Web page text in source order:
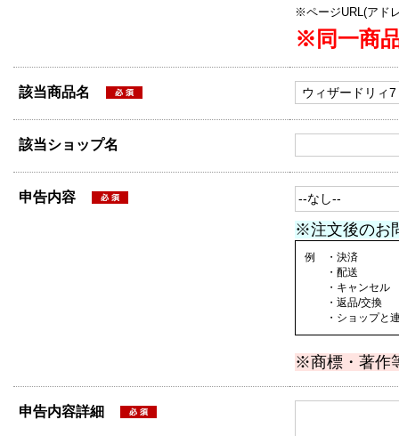
※ページURL(アド
※同一商
該当商品名
該当ショップ名
申告内容
※注文後のお
例 ・決済
・配送
・キャンセル
・返品/交換
・ショップと連
※商標・著作
申告内容詳細